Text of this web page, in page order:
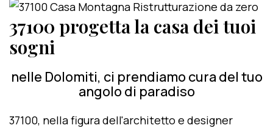
37100 progetta la casa dei tuoi
sogni
nelle Dolomiti, ci prendiamo cura del tuo
angolo di paradiso
37100, nella figura dell'architetto e designer